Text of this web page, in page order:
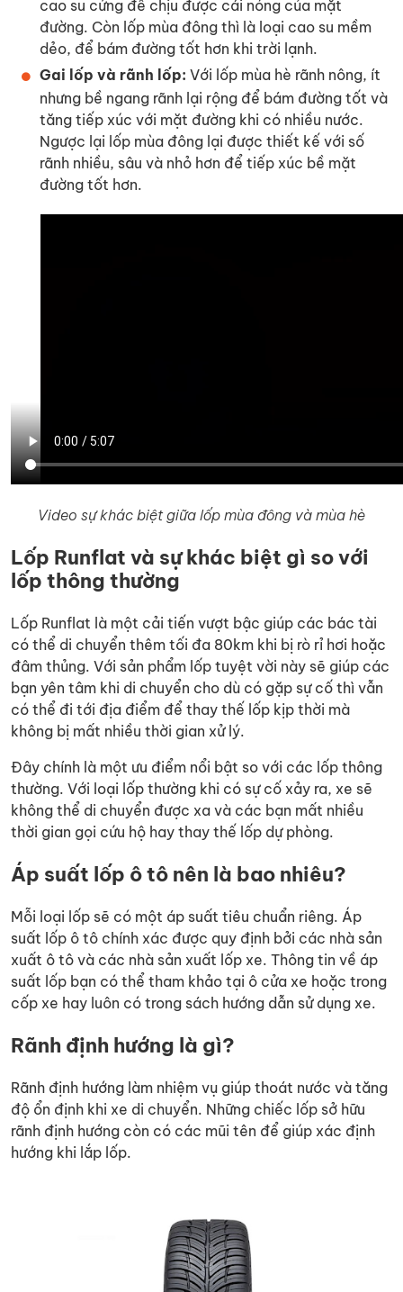
cao su cứng để chịu được cái nóng của mặt
đường. Còn lốp mùa đông thì là loại cao su mềm
dẻo, để bám đường tốt hơn khi trời lạnh.
Gai lốp và rãnh lốp: Với lốp mùa hè rãnh nông, ít
nhưng bề ngang rãnh lại rộng để bám đường tốt và
tăng tiếp xúc với mặt đường khi có nhiều nước.
Ngược lại lốp mùa đông lại được thiết kế với số
rãnh nhiều, sâu và nhỏ hơn để tiếp xúc bề mặt
đường tốt hơn.
Video sự khác biệt giữa lốp mùa đông và mùa hè
Lốp Runflat và sự khác biệt gì so với
lốp thông thường
Lốp Runflat là một cải tiến vượt bậc giúp các bác tài
có thể di chuyển thêm tối đa 80km khi bị rò rỉ hơi hoặc
đâm thủng. Với sản phẩm lốp tuyệt vời này sẽ giúp các
bạn yên tâm khi di chuyển cho dù có gặp sự cố thì vẫn
có thể đi tới địa điểm để thay thế lốp kịp thời mà
không bị mất nhiều thời gian xử lý.
Đây chính là một ưu điểm nổi bật so với các lốp thông
thường. Với loại lốp thường khi có sự cố xảy ra, xe sẽ
không thể di chuyển được xa và các bạn mất nhiều
thời gian gọi cứu hộ hay thay thế lốp dự phòng.
Áp suất lốp ô tô nên là bao nhiêu?
Mỗi loại lốp sẽ có một áp suất tiêu chuẩn riêng. Áp
suất lốp ô tô chính xác được quy định bởi các nhà sản
xuất ô tô và các nhà sản xuất lốp xe. Thông tin về áp
suất lốp bạn có thể tham khảo tại ô cửa xe hoặc trong
cốp xe hay luôn có trong sách hướng dẫn sử dụng xe.
Rãnh định hướng là gì?
Rãnh định hướng làm nhiệm vụ giúp thoát nước và tăng
độ ổn định khi xe di chuyển. Những chiếc lốp sở hữu
rãnh định hướng còn có các mũi tên để giúp xác định
hướng khi lắp lốp.